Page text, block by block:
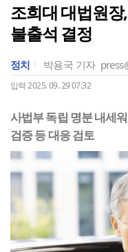
조희대 대법원
불출석 결정
정치 박용국 기자
입력 2025. 09. 29 07:32
사법부 독립 명분 내세
검증 등 대응 검토